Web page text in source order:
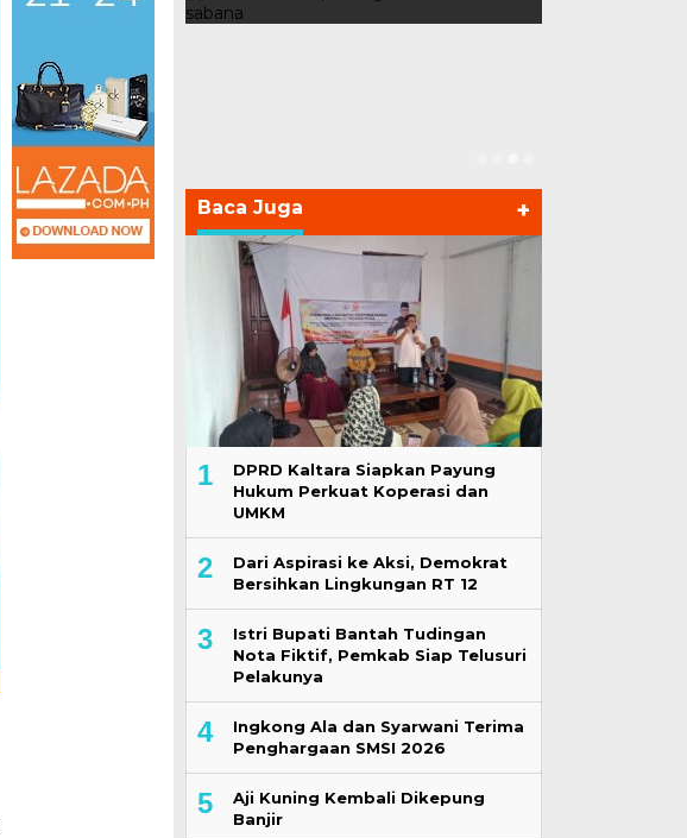
Baca Juga +
1
DPRD Kaltara Siapkan Payung
Hukum Perkuat Koperasi dan
UMKM
2
Dari Aspirasi ke Aksi, Demokrat
Bersihkan Lingkungan RT 12
3
Istri Bupati Bantah Tudingan
Nota Fiktif, Pemkab Siap Telusuri
Pelakunya
4
Ingkong Ala dan Syarwani Terima
Penghargaan SMSI 2026
5
Aji Kuning Kembali Dikepung
Banjir